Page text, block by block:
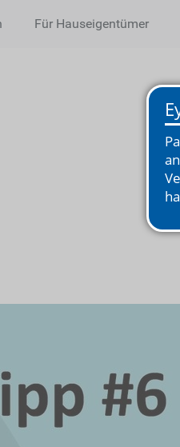
Für Hauseigentümer